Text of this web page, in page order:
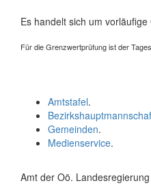
Es handelt sich um
Für die Grenzwertprüfung ist der
Amtstafel.
Gemeinden.
Medienservice.
Amt der Oö.